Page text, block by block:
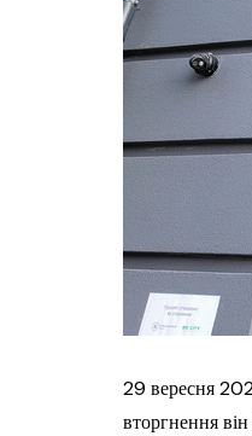
29 вересня
вторгнення